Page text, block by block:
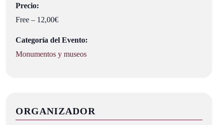
Precio:
Free – 12,00€
Categoría del Evento:
Monumentos y museos
ORGANIZADOR